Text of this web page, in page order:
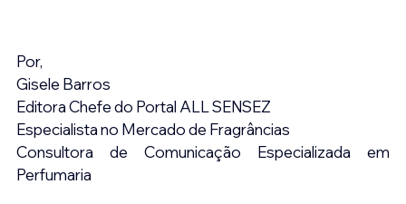
Por,
Gisele Barros
Editora Chefe do Portal ALL SENSEZ
Especialista no Mercado de Fragrâncias
Consultora de Comunicação Especializada em
Perfumaria